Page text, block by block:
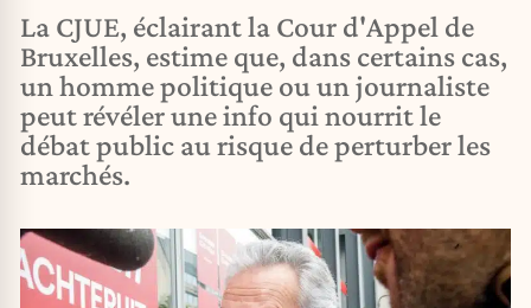
La CJUE, éclairant la Cour d'Appel de
Bruxelles, estime que, dans certains cas,
un homme politique ou un journaliste
peut révéler une info qui nourrit le
débat public au risque de perturber les
marchés.